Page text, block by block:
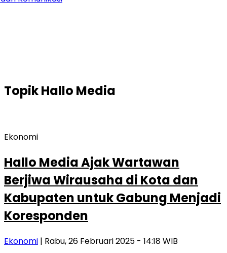
TopikHallo Media
Ekonomi
Hallo Media Ajak Wartawan
Berjiwa Wirausaha di Kota dan
Kabupaten untuk Gabung Menjadi
Koresponden
Ekonomi | Rabu, 26 Februari 2025 - 14:18 WIB